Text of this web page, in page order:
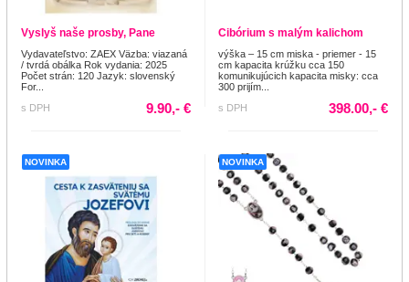
Vyslyš naše prosby, Pane
Vydavateľstvo: ZAEX Väzba: viazaná
/ tvrdá obálka Rok vydania: 2025
Počet strán: 120 Jazyk: slovenský
For...
s DPH
9.90,- €
Cibórium s malým kalichom
výška – 15 cm miska - priemer - 15
cm kapacita krúžku cca 150
komunikujúcich kapacita misky: cca
300 prijím...
s DPH
398.00,- €
NOVINKA NOVINKA